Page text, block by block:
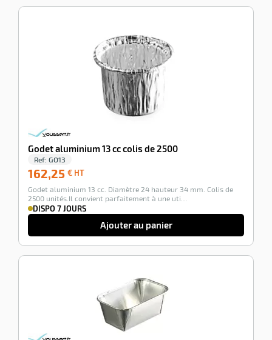
Godet aluminium 13 cc colis de 2500
Ref: GO13
162,25 € HT
HT
Godet aluminium 13 cc. Diamètre 24 hauteur 34 mm. Colis de
2500 unités.Il convient parfaitement à une uti…
DISPO 7 JOURS
Ajouter au panier